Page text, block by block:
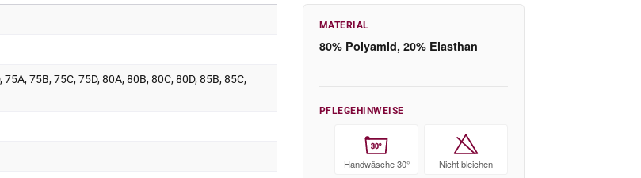
75A, 75B, 75C, 75D, 80A, 80B, 80C, 80D, 85B, 85C,
MATERIAL
80% Polyamid, 20% Elasthan
PFLEGEHINWEISE
30°
Handwäsche 30° Nicht bleichen